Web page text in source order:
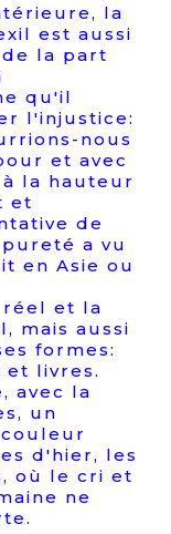
la
est aussi
la part
qu'il
l'injustice:
nous
et avec
la hauteur
et
de
a vu
en Asie ou
réel et la
mais aussi
formes:
et livres.
avec la
un
d'hier, les
où le cri et
ne